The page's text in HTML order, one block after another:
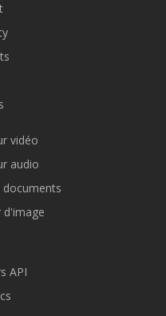
vidéo
audio
documents
d'image
API